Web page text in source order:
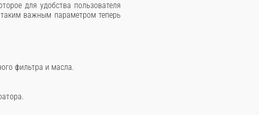
для удобства пользователя
важным параметром теперь
фильтра и масла.